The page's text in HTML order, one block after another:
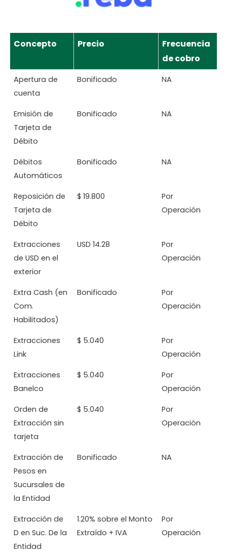
Concepto Precio
Frecuencia
de cobro
Apertura de
cuenta
Bonificado NA
Emisión de
Tarjeta de
Débito
Bonificado NA
Débitos
Automáticos
Bonificado NA
Reposición de
Tarjeta de
Débito
$ 19.800
Por
Operación
Extracciones
de USD en el
exterior
USD 14.28
Por
Operación
Extra Cash (en
Com.
Habilitados)
Bonificado
Por
Operación
Extracciones
Link
$ 5.040
Por
Operación
Extracciones
Banelco
$ 5.040
Por
Operación
Orden de
Extracción sin
tarjeta
$ 5.040
Por
Operación
Extracción de
Pesos en
Sucursales de
la Entidad
Bonificado NA
Extracción de
D en Suc. De la
Entidad
1.20% sobre el Monto
Extraído + IVA
Por
Operación